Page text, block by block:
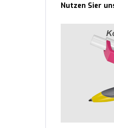
Nutzen Sier